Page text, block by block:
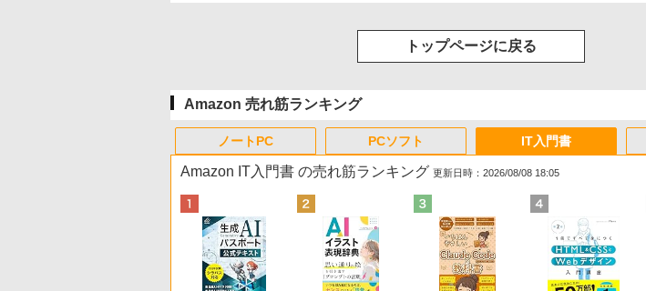
トップページに戻る
Amazon 売れ筋ランキング
ノートPC PCソフト IT入門書
Amazon IT入門書 の売れ筋ランキング 更新日時：2026/08/08 18:05